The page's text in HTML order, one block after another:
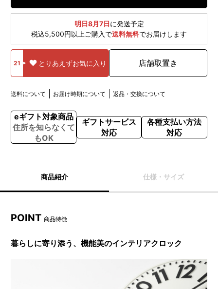
明日8月7日に発送予定
税込5,500円以上ご購入で送料無料でお届けします
21 とりあえずお気に入り 店舗取置き
送料について お届け時期について 返品・交換について
eギフト対象商品
住所を知らなくて
もOK
ギフトサービス
対応
各種支払い方法
対応
商品紹介 仕様・サイズ
POINT商品特徴
暮らしに寄り添う、機能美のインテリアクロック